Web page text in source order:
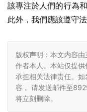
該專注於人們的行為
此外，我們應該遵守
版权声明：本文内容
作者本人。本站仅提
承担相关法律责任。
容， 请发送邮件至
将立刻删除。